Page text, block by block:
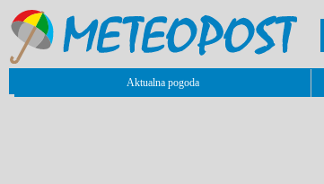
Aktualna pogoda